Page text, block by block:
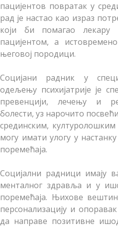
пацијентов повратак у
рад је настао као израз
који би помагао
пацијентом, а
његовој породици.
Социјани радник у
одељењу психијатрије је
превенцији, лечењу и
болести, уз нарочито
срединским,
могу имати улогу у настанку
поремећаја.
Социјални радници имају
менталног здравља и у
поремећаја. Њихове
персонализацију и
да направе позитивне